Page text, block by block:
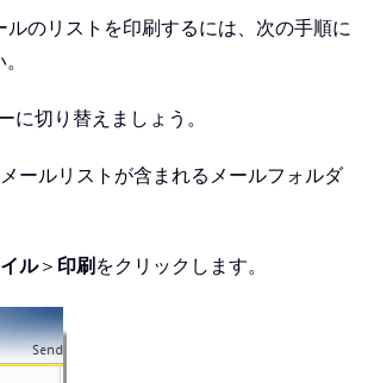
のリストを印刷するには、次の手順に
に切り替えましょう。
ールリストが含まれるメールフォルダ
ル＞ 印刷 をクリックします。